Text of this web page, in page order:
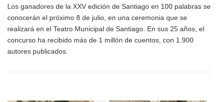
Los ganadores de la XXV edición de Santiago en 100 palabras se
conocerán el próximo 8 de julio, en una ceremonia que se
realizará en el Teatro Municipal de Santiago. En sus 25 años, el
concurso ha recibido más de 1 millón de cuentos, con 1.900
autores publicados.